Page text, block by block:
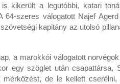
kikerült a legutóbbi, katari
64-szeres válogatott Najef
kapitány az utolsó
a marokkói válogatott
egy szöglet után csapattársa,
de le kellett